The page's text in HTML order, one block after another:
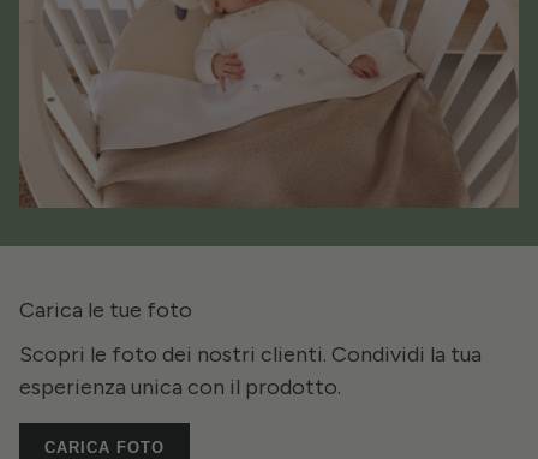
Carica le tue foto
Scopri le foto dei nostri clienti. Condividi la tua
esperienza unica con il prodotto.
CARICA FOTO